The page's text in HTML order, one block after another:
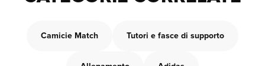
Camicie Match Tutori e fasce di supporto